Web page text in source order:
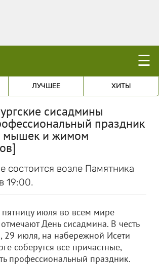
☰
ЛУЧШЕЕ ХИТЫ
сисадмины
праздник
мышек и жимом
состоится возле Памятника
19:00.
июля во всем мире
День сисадмина. В честь
29 июля, на набережной Исети
соберутся все причастные,
профессиональный праздник.